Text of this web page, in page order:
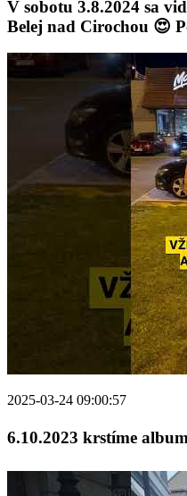
V sobotu 3.8.2024 sa
Belej nad Cirochou 😍
2025-03-24 09:00:57
6.10.2023 krstíme